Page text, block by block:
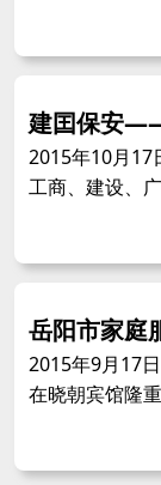
建囯保安
2015年10月17
工商、建设、广
岳阳市家庭
2015年9月17
在晓朝宾馆隆